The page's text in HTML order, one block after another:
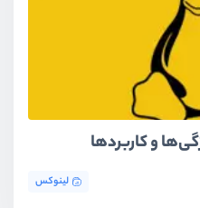
و کاربردها
لینوکس